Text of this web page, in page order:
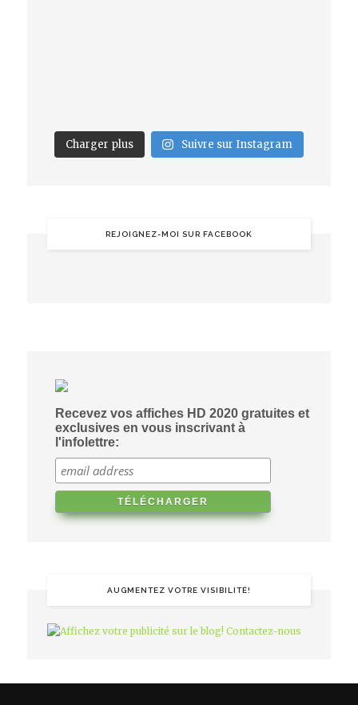
Charger plus Suivre sur Instagram
REJOIGNEZ-MOI SUR FACEBOOK
Recevez vos affiches HD 2020 gratuites et
exclusives en vous inscrivant à
l'infolettre:
AUGMENTEZ VOTRE VISIBILITÉ!